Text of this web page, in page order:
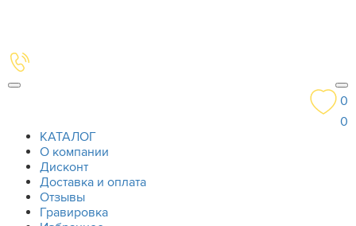
0
0
КАТАЛОГ
О компании
Дисконт
Доставка и оплата
Отзывы
Гравировка